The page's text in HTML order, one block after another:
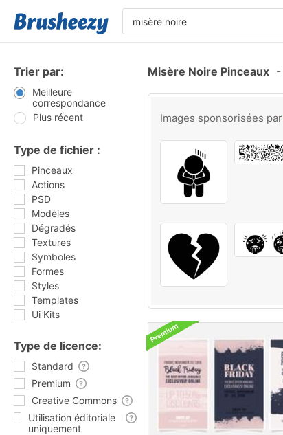
Trier par:
Meilleure
correspondance
Plus récent
Type de fichier :
Pinceaux
Actions
PSD
Modèles
Dégradés
Textures
Symboles
Formes
Styles
Templates
Ui Kits
Type de licence:
Standard
Premium
Creative Commons
Utilisation éditoriale
uniquement
Misère Noire Pinceaux -
Images sponsorisées par